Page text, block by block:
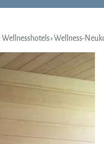
Wellnesshotels›Wellness-